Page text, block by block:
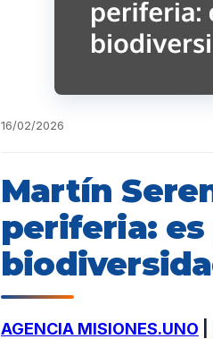
16/02/2026
Martín
periferia:
AGENCIA MISIONES.UNO